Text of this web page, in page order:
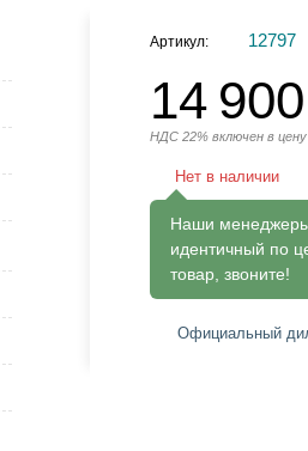
Артикул: 12797
14 900
НДС 22% включен в цену
Нет в наличии
Наши менеджеры
идентичный по
товар, звоните!
Официальный